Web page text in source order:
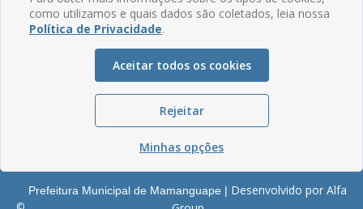
Perguntas frequentes
Glossário
Serviços Internos
Prefeitura Municipal de Mamanguape | Desenvolvido por Alfa
como utilizamos e quais dados são coletados, leia nossa
Política de Privacidade.
Aceitar todos os cookies
Rejeitar
Minhas opções